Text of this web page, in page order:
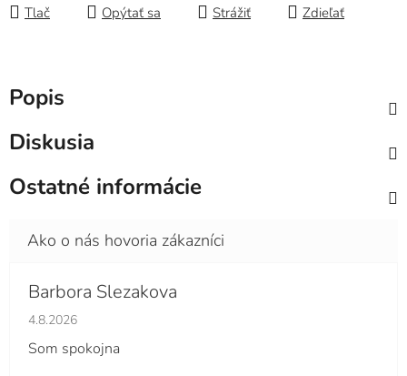
Tlač Opýtať sa Strážiť Zdieľať
Popis
Diskusia
Ostatné informácie
Barbora Slezakova
Hodnotenie obchodu je 5 z 5 hviezdičiek.
4.8.2026
Som spokojna